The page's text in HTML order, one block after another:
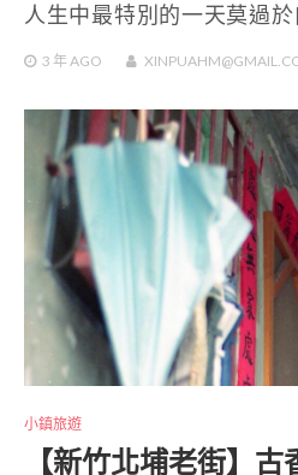
人生中最特別的一天莫過
3 年AGO
小鎮旅遊
【新竹北埔老街】